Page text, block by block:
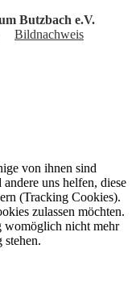
Butzbach e.V.
Bildnachweis
von ihnen sind
uns helfen, diese
(Tracking Cookies).
zulassen möchten.
womöglich nicht mehr
stehen.